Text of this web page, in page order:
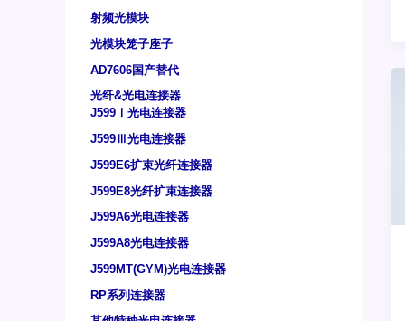
射频光模块
光模块笼子座子
AD7606国产替代
光纤&光电连接器
J599Ⅰ光电连接器
J599Ⅲ光电连接器
J599E6扩束光纤连接器
J599E8光纤扩束连接器
J599A6光电连接器
J599A8光电连接器
J599MT(GYM)光电连接器
RP系列连接器